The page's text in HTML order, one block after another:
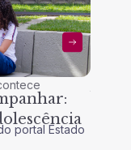
portal Estado